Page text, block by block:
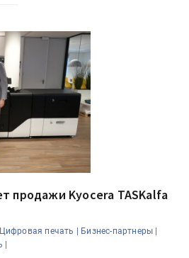
продажи Kyocera TASKalfa
Цифровая печать | Бизнес-партнеры |
|